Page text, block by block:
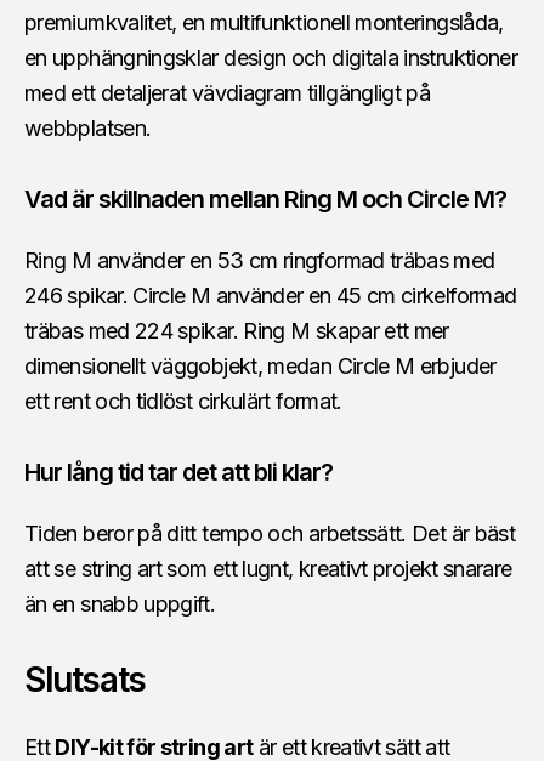
premiumkvalitet, en multifunktionell monteringslåda,
en upphängningsklar design och digitala instruktioner
med ett detaljerat vävdiagram tillgängligt på
webbplatsen.
Vad är skillnaden mellan Ring M och Circle M?
Ring M använder en 53 cm ringformad träbas med
246 spikar. Circle M använder en 45 cm cirkelformad
träbas med 224 spikar. Ring M skapar ett mer
dimensionellt väggobjekt, medan Circle M erbjuder
ett rent och tidlöst cirkulärt format.
Hur lång tid tar det att bli klar?
Tiden beror på ditt tempo och arbetssätt. Det är bäst
att se string art som ett lugnt, kreativt projekt snarare
än en snabb uppgift.
Slutsats
EttDIY-kit för string artär ett kreativt sätt att